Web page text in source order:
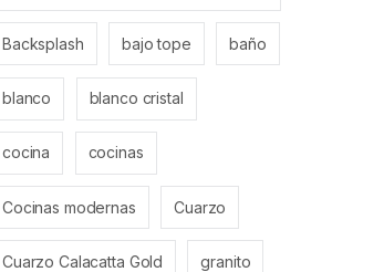
Backsplash bajo tope baño
blanco blanco cristal
cocina cocinas
Cocinas modernas Cuarzo
Cuarzo Calacatta Gold granito